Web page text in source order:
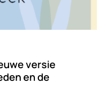
versie
en de